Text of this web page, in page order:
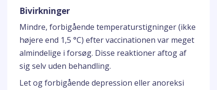
Bivirkninger
Mindre, forbigående temperaturstigninger (ikke
højere end 1,5 °C) efter vaccinationen var meget
almindelige i forsøg. Disse reaktioner aftog af
sig selv uden behandling.
Let og forbigående depression eller anoreksi